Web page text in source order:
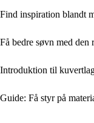
Find inspiration blandt
Få bedre søvn med den
Introduktion til
Guide: Få styr på